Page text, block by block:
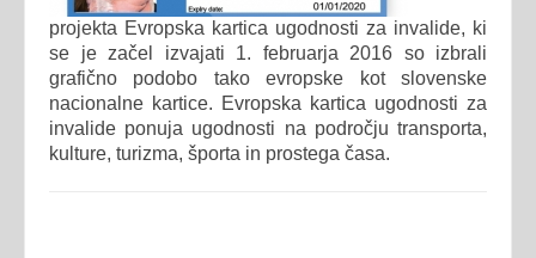
projekta Evropska kartica ugodnosti za invalide, ki
se je začel izvajati 1. februarja 2016 so izbrali
grafično podobo tako evropske kot slovenske
nacionalne kartice. Evropska kartica ugodnosti za
invalide ponuja ugodnosti na področju transporta,
kulture, turizma, športa in prostega časa.